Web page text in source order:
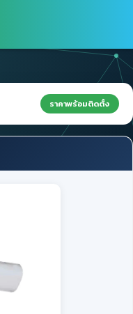
ราคาพร้อมติดตั้ง